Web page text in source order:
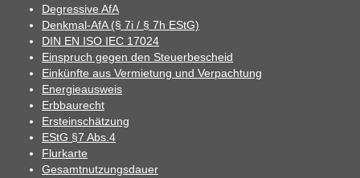
Degressive AfA
Denkmal-AfA (§ 7i / § 7h EStG)
DIN EN ISO IEC 17024
Einspruch gegen den Steuerbescheid
Einkünfte aus Vermietung und Verpachtung
Energieausweis
Erbbaurecht
Ersteinschätzung
EStG §7 Abs.4
Flurkarte
Gesamtnutzungsdauer